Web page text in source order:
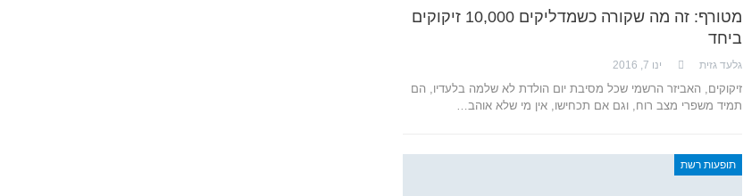
מטורף: זה מה שקורה כשמדליקים 10,000 זיקוקים
ביחד
גלעד גזית ינו 7, 2016
זיקוקים, האביזר הרשמי שכל מסיבת יום הולדת לא שלמה בלעדיו, הם
תמיד משפרי מצב רוח, וגם אם תכחישו, אין מי שלא אוהב…
תופעות רשת